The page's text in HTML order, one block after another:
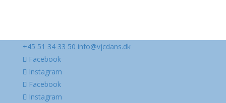
+45 51 34 33 50 info@vjcdans.dk
Facebook
Instagram
Facebook
Instagram